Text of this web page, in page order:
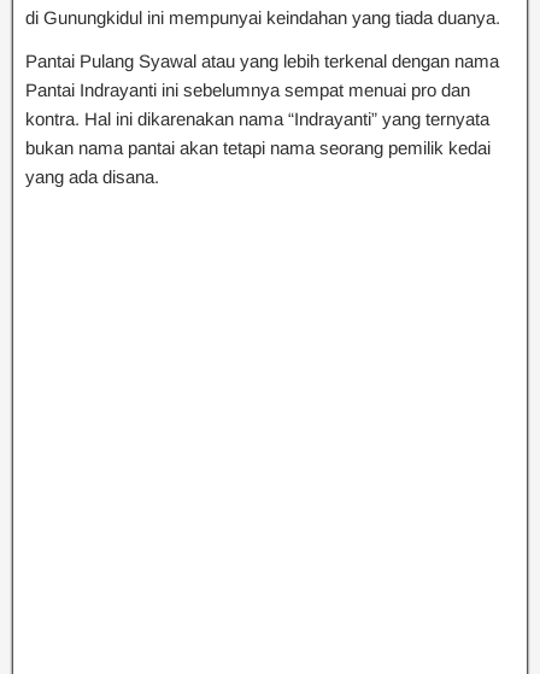
di Gunungkidul ini mempunyai keindahan yang tiada duanya.
Pantai Pulang Syawal atau yang lebih terkenal dengan nama
Pantai Indrayanti ini sebelumnya sempat menuai pro dan
kontra. Hal ini dikarenakan nama “Indrayanti” yang ternyata
bukan nama pantai akan tetapi nama seorang pemilik kedai
yang ada disana.